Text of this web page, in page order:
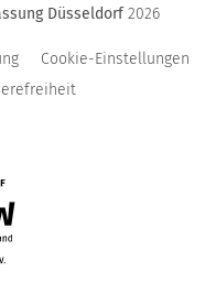
Düsseldorf 2026
Cookie-Einstellungen